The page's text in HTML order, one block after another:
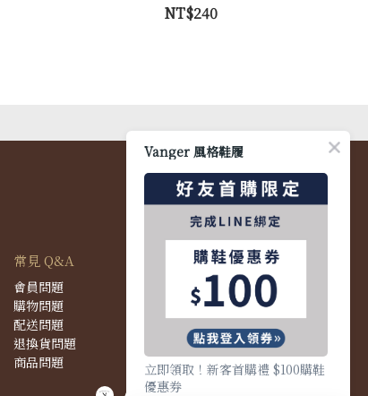
NT$240
常見 Q&A
會員問題
購物問題
配送問題
退換貨問題
商品問題
Vanger 風格鞋履
立即領取！新客首購禮 $100購鞋
優惠券